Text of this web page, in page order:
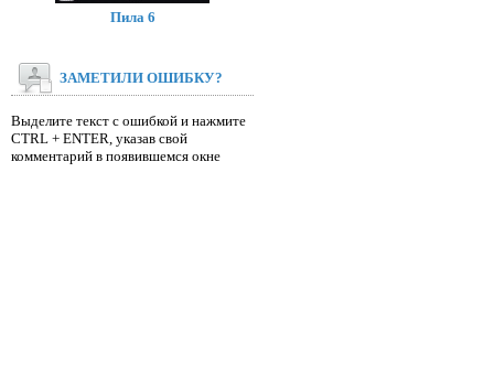
Пила 6
ЗАМЕТИЛИ ОШИБКУ?
Выделите текст с ошибкой и нажмите
CTRL + ENTER, указав свой
комментарий в появившемся окне